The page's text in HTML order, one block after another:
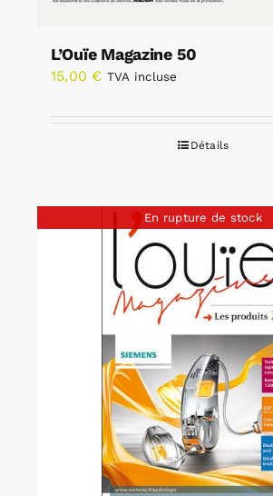
L’Ouïe Magazine 50
15,00 € TVA incluse
Détails
En rupture de stock